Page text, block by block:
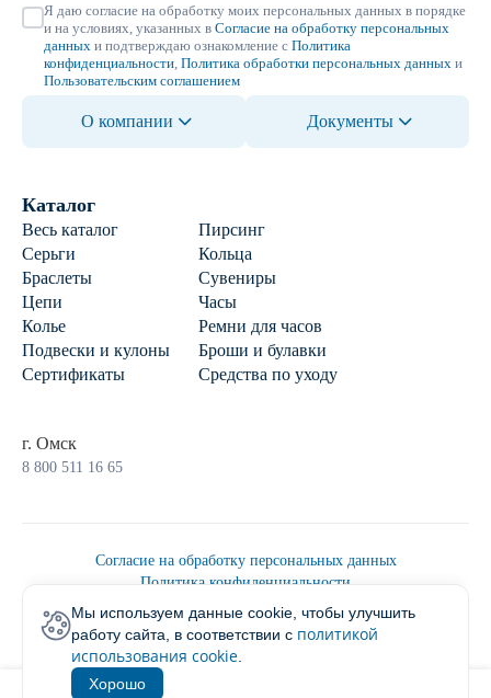
Я даю согласие на обработку моих персональных данных в порядке
и на условиях, указанных в Согласие на обработку персональных
данных и подтверждаю ознакомление с Политика
конфиденциальности Политика обработки персональных данных и
Пользовательским соглашением
О компании Документы
Каталог
Весь каталог
Пирсинг
Серьги
Кольца
Браслеты
Сувениры
Цепи
Часы
Колье
Ремни для часов
Подвески и кулоны
Броши и булавки
Сертификаты
Средства по уходу
г. Омск
8 800 511 16 65
Согласие на обработку персональных данных
Политика конфиденциальности
Политика обработки персональных данных
Пользовательским соглашением
2026 © Ювелирторг
Мы используем данные cookie, чтобы улучшить
работу сайта, в соответствии с политикой
использования cookie
Хорошо